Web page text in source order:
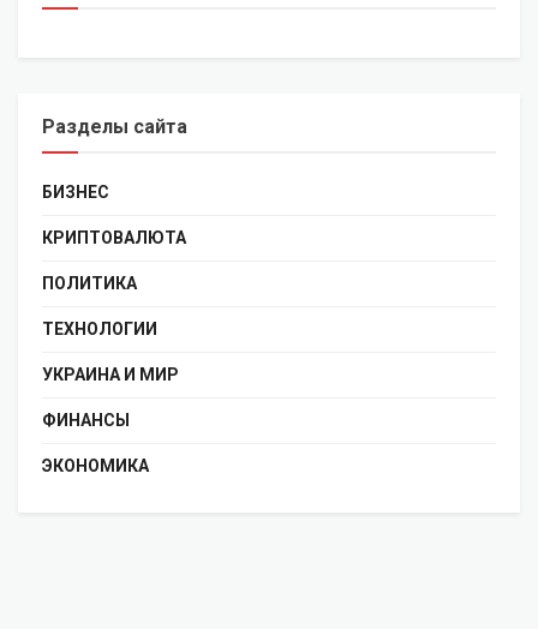
Разделы сайта
БИЗНЕС
КРИПТОВАЛЮТА
ПОЛИТИКА
ТЕХНОЛОГИИ
УКРАИНА И МИР
ФИНАНСЫ
ЭКОНОМИКА